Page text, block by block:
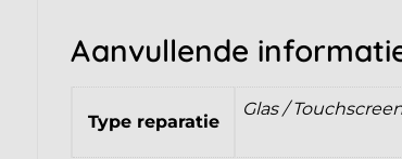
Aanvullende
Type reparatie
Glas /